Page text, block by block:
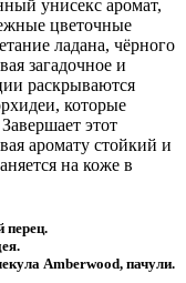
унисекс аромат,
цветочные
ладана, чёрного
загадочное и
раскрываются
которые
этот
аромату стойкий и
на коже в
перец.
Amberwood, пачули.